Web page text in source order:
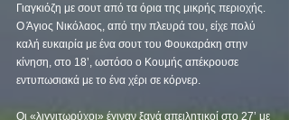
Γιαγκιόζη με σουτ από τα όρια της μικρής περιοχής.
Ο Άγιος Νικόλαος, από την πλευρά του, είχε πολύ
καλή ευκαιρία με ένα σουτ του Φουκαράκη στην
κίνηση, στο 18’, ωστόσο ο Κουμής απέκρουσε
εντυπωσιακά με το ένα χέρι σε κόρνερ.
Οι «λιγνιτωρύχοι» έγιναν ξανά απειλητικοί στο 27’ με